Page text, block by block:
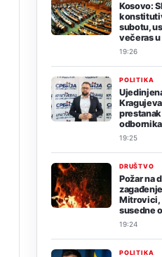
Kosovo:
subotu,
večeras
19:26
POLITIKA
prestanak
odbornika
19:25
DRUŠTVO
Požar na
Mitrovici,
susedne
19:24
POLITIKA